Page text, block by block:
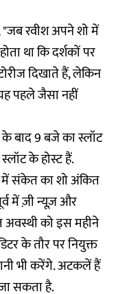
रवीश अपने शो में
था कि दर्शकों पर
दिखाते हैं, लेकिन
पहले जैसा नहीं
बाद 9 बजे का स्लॉट
के होस्ट हैं.
में संकेत का शो अंकित
में ज़ी न्यूज़ और
को इस महीने
के तौर पर नियुक्त
भी करेंगे. अटकलें हैं
सकता है.